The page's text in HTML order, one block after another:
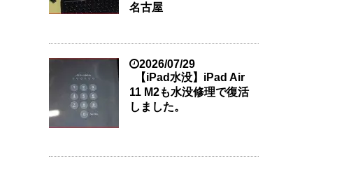
名古屋
2026/07/29
【iPad水没】iPad Air
11 M2も水没修理で復活
しました。